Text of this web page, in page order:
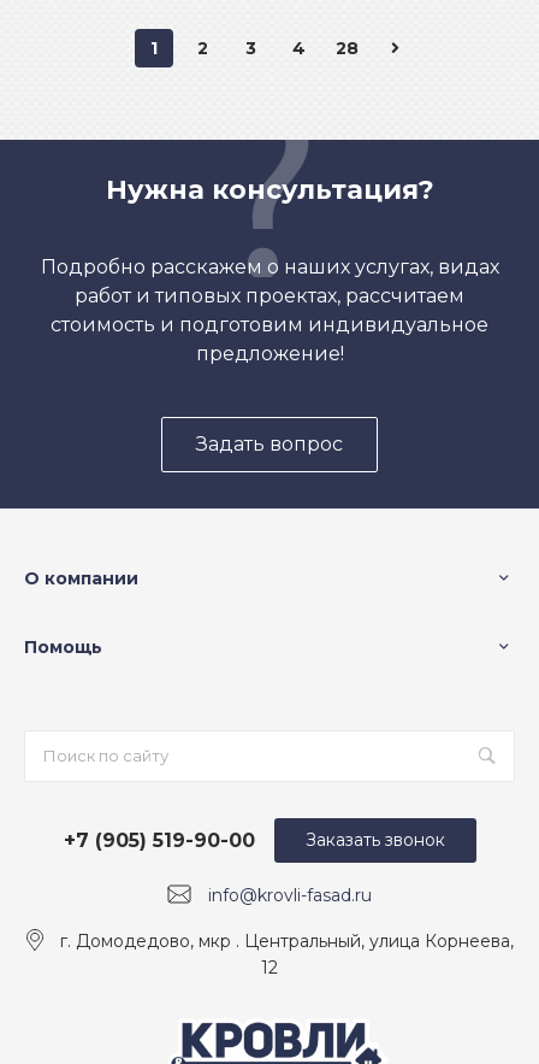
1 2 3 4 28
Нужна консультация?
Подробно расскажем о наших услугах, видах
работ и типовых проектах, рассчитаем
стоимость и подготовим индивидуальное
предложение!
Задать вопрос
О компании
Помощь
info@krovli-fasad.ru
+7 (905) 519-90-00
г. Домодедово, мкр . Центральный, улица Корнеева,
12
Заказать звонок